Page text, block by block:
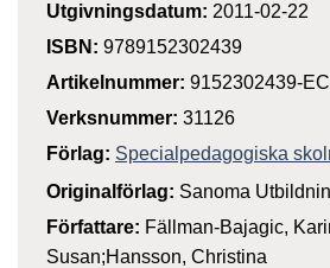
Utgivningsdatum: 2011-02-22
ISBN: 9789152302439
Artikelnummer: 9152302439-
Verksnummer: 31126
Förlag: Specialpedagogiska
Originalförlag: Sanoma
Författare: Fällman-Bajagic,
Susan;Hansson, Christina